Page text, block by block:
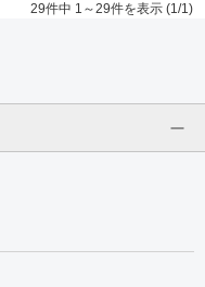
29件中 1～29件を表示 (1/1)